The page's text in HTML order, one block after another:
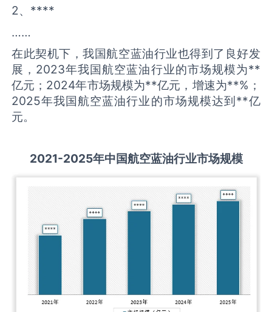
2、****
……
在此契机下，我国航空蓝油行业也得到了良好发
展，2023年我国航空蓝油行业的市场规模为**
亿元；2024年市场规模为**亿元，增速为**%；
2025年我国航空蓝油行业的市场规模达到**亿
元。
2021-2025年中国航空蓝油行业市场规模